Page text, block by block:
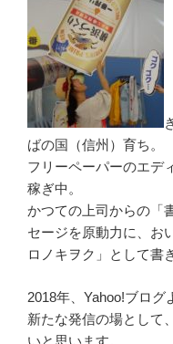
ばの国（信州）育ち。
フリーペーパーのエデ
稼ぎ中。
かつての上司からの「
セージを原動力に、お
ロノキヲク」として書
2018年、Yahoo!ブログ
新たな発信の場として
いと思います。